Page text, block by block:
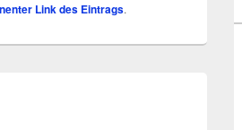
Link des Eintrags.